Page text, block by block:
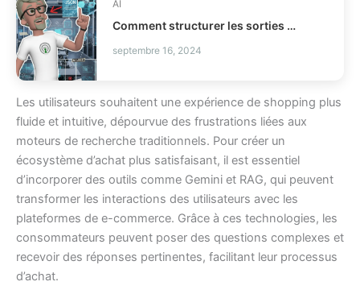
AI
Comment structurer les sorties LLM avec Outlines ?
septembre 16, 2024
Les utilisateurs souhaitent une expérience de shopping plus
fluide et intuitive, dépourvue des frustrations liées aux
moteurs de recherche traditionnels. Pour créer un
écosystème d’achat plus satisfaisant, il est essentiel
d’incorporer des outils comme Gemini et RAG, qui peuvent
transformer les interactions des utilisateurs avec les
plateformes de e-commerce. Grâce à ces technologies, les
consommateurs peuvent poser des questions complexes et
recevoir des réponses pertinentes, facilitant leur processus
d’achat.